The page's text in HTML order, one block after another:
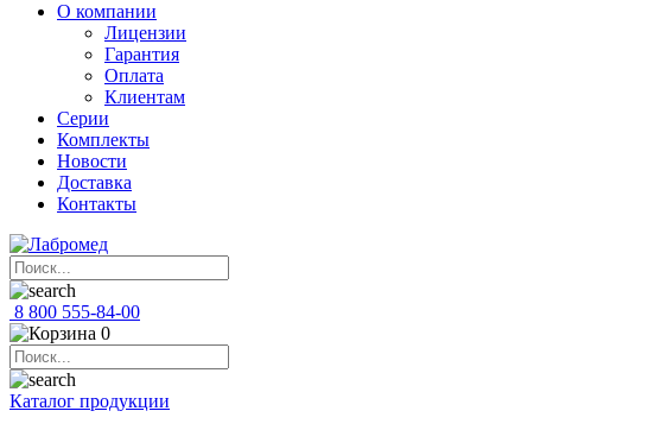
О компании
Лицензии
Гарантия
Оплата
Клиентам
Серии
Комплекты
Новости
Доставка
Контакты
8 800 555-84-00
0
Каталог продукции